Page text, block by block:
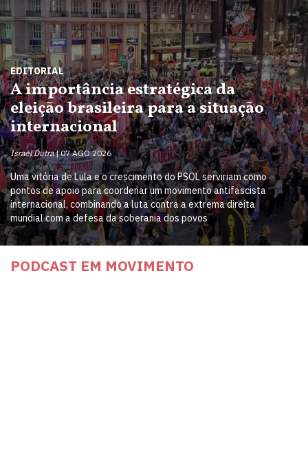
EDITORIAL
A importância estratégica da
eleição brasileira para a situação
internacional
Israel Dutra 07 AGO 2026
Uma vitória de Lula e o crescimento do PSOL serviriam como
pontos de apoio para coordenar um movimento antifascista
internacional, combinando a luta contra a extrema direita
mundial com a defesa da soberania dos povos
PODCAST EM MOVIMENTO